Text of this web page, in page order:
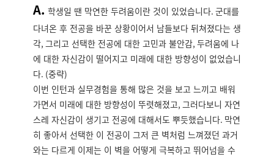
A. 학생일 땐 막연한 두려움이란 것이 있었습니다. 군대를
다녀온 후 전공을 바꾼 상황이어서 남들보다 뒤쳐졌다는 생
각, 그리고 선택한 전공에 대한 고민과 불안감, 두려움에 나
에 대한 자신감이 떨어지고 미래에 대한 방향성이 없었습니
다. (중략)
이번 인턴과 실무경험을 통해 많은 것을 보고 느끼고 배워
가면서 미래에 대한 방향성이 뚜렷해졌고, 그러다보니 자연
스레 자신감이 생기고 전공에 대해서도 뿌듯했습니다. 막연
히 좋아서 선택한 이 전공이 그저 큰 벽처럼 느껴졌던 과거
와는 다르게 이제는 이 벽을 어떻게 극복하고 뛰어넘을 수